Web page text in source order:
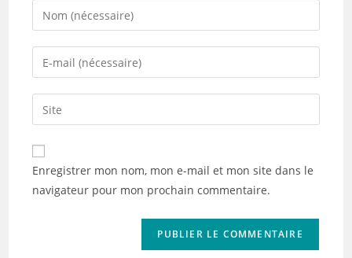
Enter
your
name
comment
Enter
your
email
address
comment
Saisir
l’URL
de
votre
(facultatif)
Enregistrer mon nom, mon e-mail et mon site dans le
navigateur pour mon prochain commentaire.